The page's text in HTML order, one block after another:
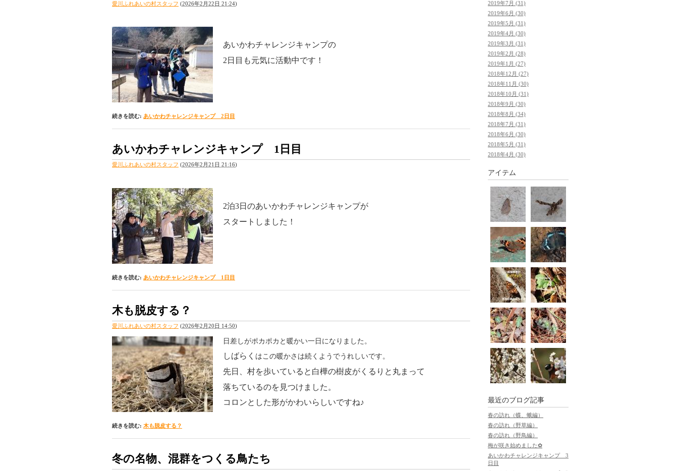
愛川ふれあいの村スタッフ (2026年2月22日 21:24)
あいかわチャレンジキャンプの
2日目も元気に活動中です！
続きを読む: あいかわチャレンジキャンプ 2日目
あいかわチャレンジキャンプ 1日目
愛川ふれあいの村スタッフ (2026年2月21日 21:16)
2泊3日のあいかわチャレンジキャンプが
スタートしました！
続きを読む: あいかわチャレンジキャンプ 1日目
木も脱皮する？
愛川ふれあいの村スタッフ (2026年2月20日 14:50)
日差しがポカポカと暖かい一日になりました。
しばらく はこの暖かさは続くようでうれしいです。
先日、村を歩いていると白樺の樹皮がくるりと丸まって
落ちているのを見つけました。
コロンとした形がかわいらしいですね♪
続きを読む: 木も脱皮する？
冬の名物、混群をつくる鳥たち
2019年7月 (31)
2019年6月 (30)
2019年5月 (31)
2019年4月 (30)
2019年3月 (31)
2019年2月 (28)
2019年1月 (27)
2018年12月 (27)
2018年11月 (30)
2018年10月 (31)
2018年9月 (30)
2018年8月 (34)
2018年7月 (31)
2018年6月 (30)
2018年5月 (31)
2018年4月 (30)
アイテム
最近のブログ記事
春の訪れ（蝶、蛾編）
春の訪れ（野草編）
春の訪れ（野鳥編）
梅が咲き始めました✿
あいかわチャレンジキャンプ 3
日目